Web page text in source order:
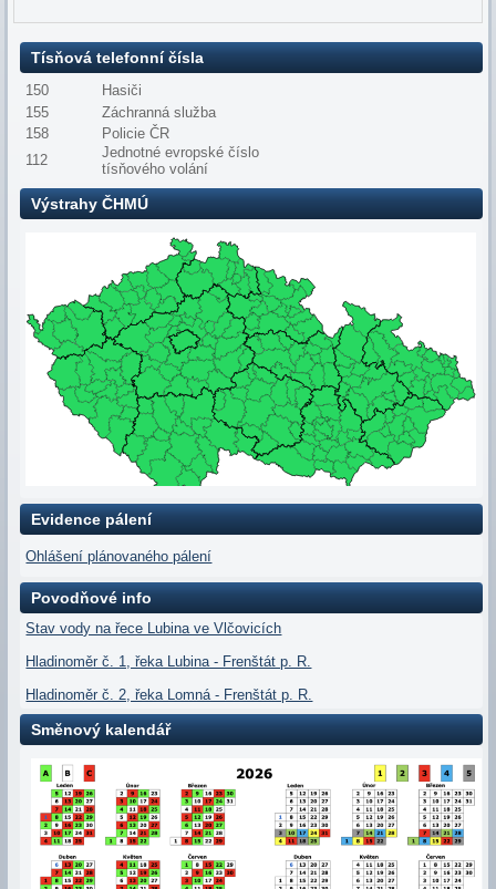
Tísňová telefonní čísla
150
Hasiči
155
Záchranná služba
158
Policie ČR
112
Jednotné evropské číslo
tísňového volání
Výstrahy ČHMÚ
Evidence pálení
Ohlášení plánovaného pálení
Povodňové info
Stav vody na řece Lubina ve Vlčovicích
Hladinoměr č. 1, řeka Lubina - Frenštát p. R.
Hladinoměr č. 2, řeka Lomná - Frenštát p. R.
Směnový kalendář